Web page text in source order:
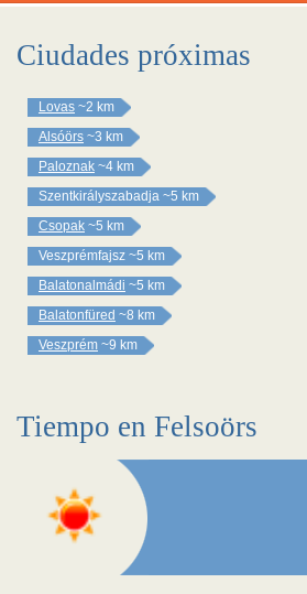
Ciudades próximas
Lovas ~2 km
Alsóörs ~3 km
Paloznak ~4 km
Szentkirályszabadja ~5 km
Csopak ~5 km
Veszprémfajsz ~5 km
Balatonalmádi ~5 km
Balatonfüred ~8 km
Veszprém ~9 km
Tiempo en Felsoörs